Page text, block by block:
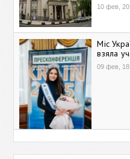
10 фев,
Міс
взяла
09 фев,